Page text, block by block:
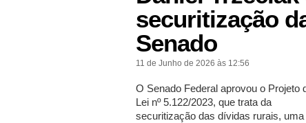
securitização
Senado
11 de Junho de 2026 às 12:56
O Senado Federal aprovou o Projeto
Lei nº 5.122/2023, que trata da
securitização das dívidas rurais, uma